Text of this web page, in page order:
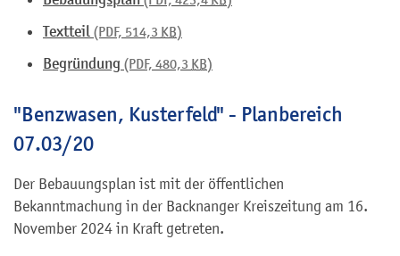
Textteil (PDF, 514,3 KB)
Begründung (PDF, 480,3 KB)
"Benzwasen, Kusterfeld" - Planbereich
07.03/20
Der Bebauungsplan ist mit der öffentlichen
Bekanntmachung in der Backnanger Kreiszeitung am 16.
November 2024 in Kraft getreten.